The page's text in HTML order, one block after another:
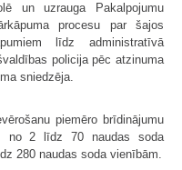
un uzrauga Pakalpojumu
procesu par šajos
līdz administratīvā
policija pēc atzinuma
sniedzēja.
piemēro brīdinājumu
no 2 līdz 70 naudas soda
280 naudas soda vienībām.